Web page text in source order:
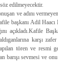
edilmeyecektir.
ve adını
başkanı Adil
açıkladı.Kafile
karşı zafer
tören ve
barışı sevmesi ve